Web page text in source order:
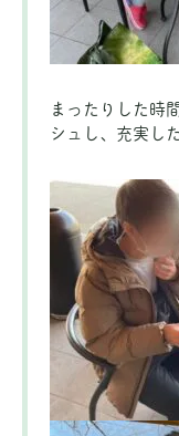
まったりした時
シュし、充実し